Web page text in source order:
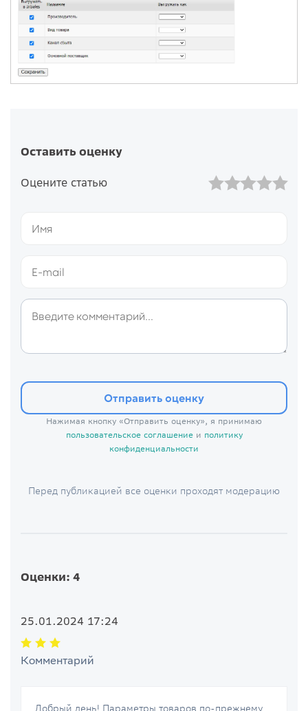
Оставить оценку
Оцените статью
Отправить оценку
Нажимая кнопку «Отправить оценку», я принимаю
пользовательское соглашениеи политику
конфиденциальности
Перед публикацией все оценки проходят модерацию
Оценки: 4
25.01.2024 17:24
Комментарий
Добрый день! Параметры товаров по-прежнему